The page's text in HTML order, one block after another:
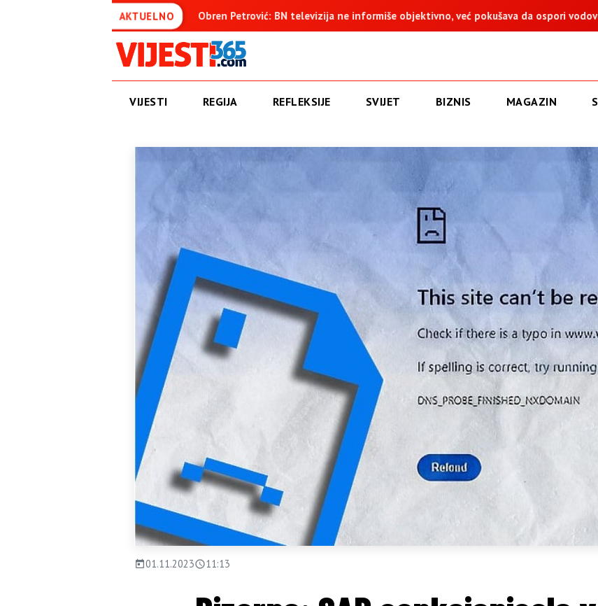
AKTUELNO
Obren Petrović: BN televizija ne informiše objektivno, već pokušava da ospori vodovod na Vučijaku
VIJESTI REGIJA REFLEKSIJE SVIJET BIZNIS MAGAZIN
01.11.2023 11:13